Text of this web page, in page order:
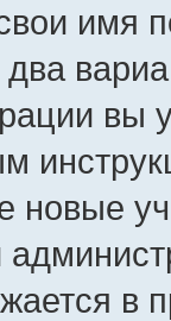
имя
вы
новые
в